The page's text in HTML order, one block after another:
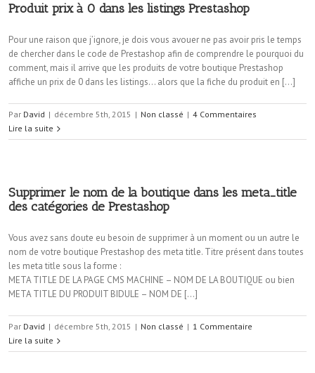
Produit prix à 0 dans les listings Prestashop
Pour une raison que j’ignore, je dois vous avouer ne pas avoir pris le temps
de chercher dans le code de Prestashop afin de comprendre le pourquoi du
comment, mais il arrive que les produits de votre boutique Prestashop
affiche un prix de 0 dans les listings… alors que la fiche du produit en […]
Par David | décembre 5th, 2015 | Non classé | 4 Commentaires
Lire la suite
Supprimer le nom de la boutique dans les meta_title
des catégories de Prestashop
Vous avez sans doute eu besoin de supprimer à un moment ou un autre le
nom de votre boutique Prestashop des meta title. Titre présent dans toutes
les meta title sous la forme :
META TITLE DE LA PAGE CMS MACHINE – NOM DE LA BOUTIQUE ou bien
META TITLE DU PRODUIT BIDULE – NOM DE […]
Par David | décembre 5th, 2015 | Non classé | 1 Commentaire
Lire la suite